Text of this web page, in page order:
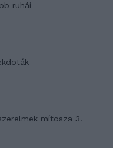
ruhái
mítosza 3.